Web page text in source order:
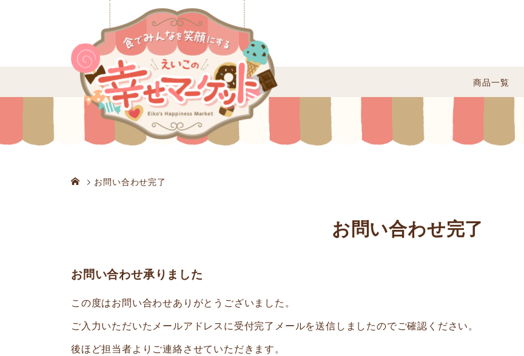
商品一覧
お問い合わせ完了
お問い合わせ完了
お問い合わせ承りました
この度はお問い合わせありがとうございました。
ご入力いただいたメールアドレスに受付完了メールを送信しましたのでご確認ください。
後ほど担当者よりご連絡させていただきます。